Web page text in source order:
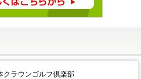
クラウンゴルフ倶楽部